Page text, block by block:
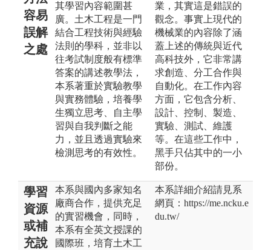
容易
誤解
之處
其學習內容範圍甚
廣。土木工程是一門
結合工程技術與經驗
法則的學科，並非以
往考試制度般有標準
答案的講述教學法，
本系著重於實驗教學
與實務體驗，培養學
生獨立思考、自主學
習與自我判斷之能
力，並且透過實驗來
檢測思考的有效性。
業，其實這是錯誤的
觀念。事實上現代的
機械業的內容除了涵
蓋上述的傳統與近代
高科技外，它非常講
求創造、分工合作與
自動化。在工作內容
方面，它包含分析、
設計、控制、製造、
實驗、測試、維護
等。在這些工作中，
黑手只佔其中的一小
部份。
學習
資源
或補
充說
本系與國內多家知名
廠商合作，提供充足
的實習機會，同時，
本系有全英文授課的
國際班，培育土木工
本系詳細介紹請見系
網頁：https://me.ncku.e
du.tw/